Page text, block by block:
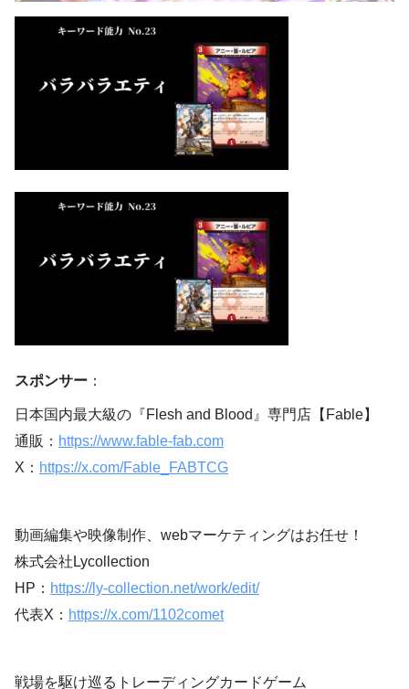
スポンサー ：
日本国内最大級の『Flesh and Blood』専門店【Fable】
通販： https://www.fable-fab.com
X： https://x.com/Fable_FABTCG
動画編集や映像制作、webマーケティングはお任せ！
株式会社Lycollection
HP： https://ly-collection.net/work/edit/
代表X： https://x.com/1102comet
戦場を駆け巡るトレーディングカードゲーム